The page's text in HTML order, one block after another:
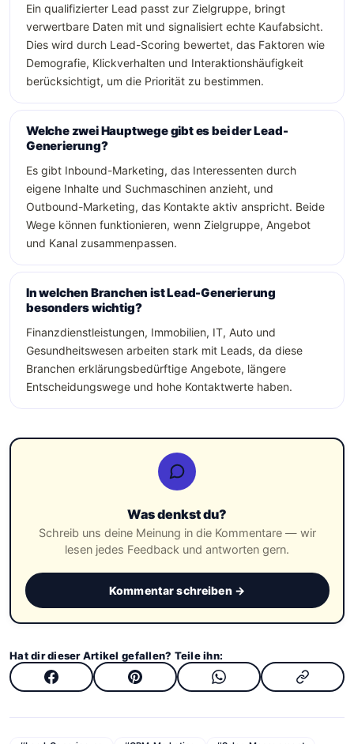
Ein qualifizierter Lead passt zur Zielgruppe, bringt
verwertbare Daten mit und signalisiert echte Kaufabsicht.
Dies wird durch Lead-Scoring bewertet, das Faktoren wie
Demografie, Klickverhalten und Interaktionshäufigkeit
berücksichtigt, um die Priorität zu bestimmen.
Welche zwei Hauptwege gibt es bei der Lead-
Generierung?
Es gibt Inbound-Marketing, das Interessenten durch
eigene Inhalte und Suchmaschinen anzieht, und
Outbound-Marketing, das Kontakte aktiv anspricht. Beide
Wege können funktionieren, wenn Zielgruppe, Angebot
und Kanal zusammenpassen.
In welchen Branchen ist Lead-Generierung
besonders wichtig?
Finanzdienstleistungen, Immobilien, IT, Auto und
Gesundheitswesen arbeiten stark mit Leads, da diese
Branchen erklärungsbedürftige Angebote, längere
Entscheidungswege und hohe Kontaktwerte haben.
Was denkst du?
Schreib uns deine Meinung in die Kommentare — wir
lesen jedes Feedback und antworten gern.
Kommentar schreiben →
Hat dir dieser Artikel gefallen? Teile ihn: